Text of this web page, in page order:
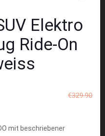
Elektro
Ride-On
€329.90
mit beschriebener